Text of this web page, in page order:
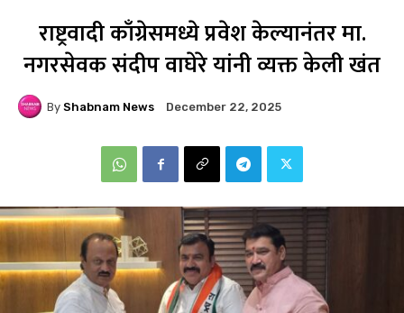
राष्ट्रवादी काँग्रेसमध्ये प्रवेश केल्यानंतर मा.
नगरसेवक संदीप वाघेरे यांनी व्यक्त केली खंत
By Shabnam News December 22, 2025